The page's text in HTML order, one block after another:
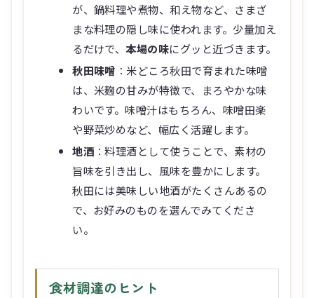
が、鍋料理や煮物、和え物など、さまざ
まな料理の隠し味に使われます。少量加え
るだけで、 本場の味にグッと近づきます。
秋田味噌 ：米どころ秋田で育まれた味噌
は、米麹の甘みが特徴で、まろやかな味
わいです。味噌汁はもちろん、味噌田楽
や野菜炒めなど、幅広く活躍します。
地酒 ：料理酒として使うことで、素材の
旨味を引き出し、風味を豊かにします。
秋田には美味しい地酒がたくさんあるの
で、お好みのものを選んでみてくださ
い。
食材調達のヒント